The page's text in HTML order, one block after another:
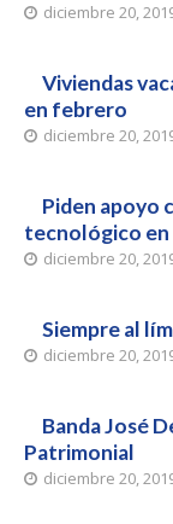
diciembre 20,
Viviendas
en febrero
diciembre 20,
Piden apoyo
tecnológico en
diciembre 20,
Siempre al
diciembre 20,
Banda José
Patrimonial
diciembre 20,